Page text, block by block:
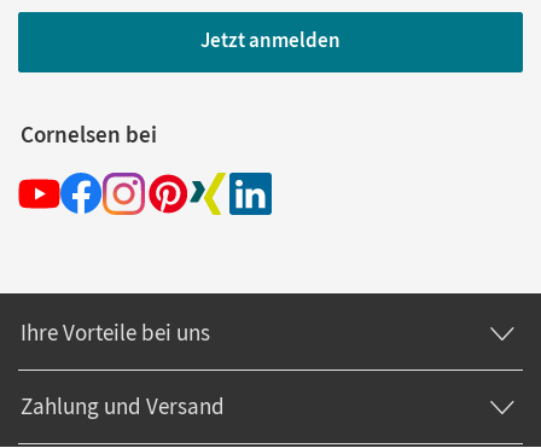
Jetzt anmelden
Cornelsen bei
Ihre Vorteile bei uns
Zahlung und Versand